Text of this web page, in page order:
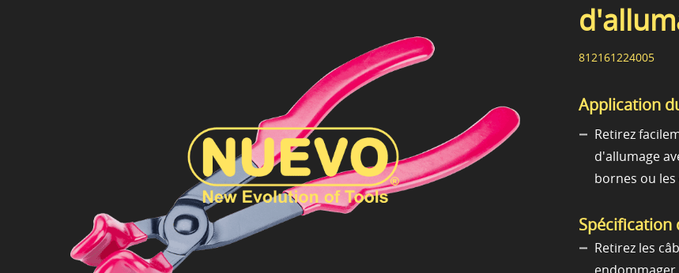
812161224005
Application
Retirez
d'allumage
bornes ou les
Spécification
Retirez les